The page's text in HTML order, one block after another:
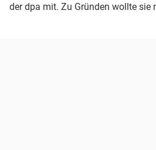
der dpa mit. Zu Gründen wollte sie